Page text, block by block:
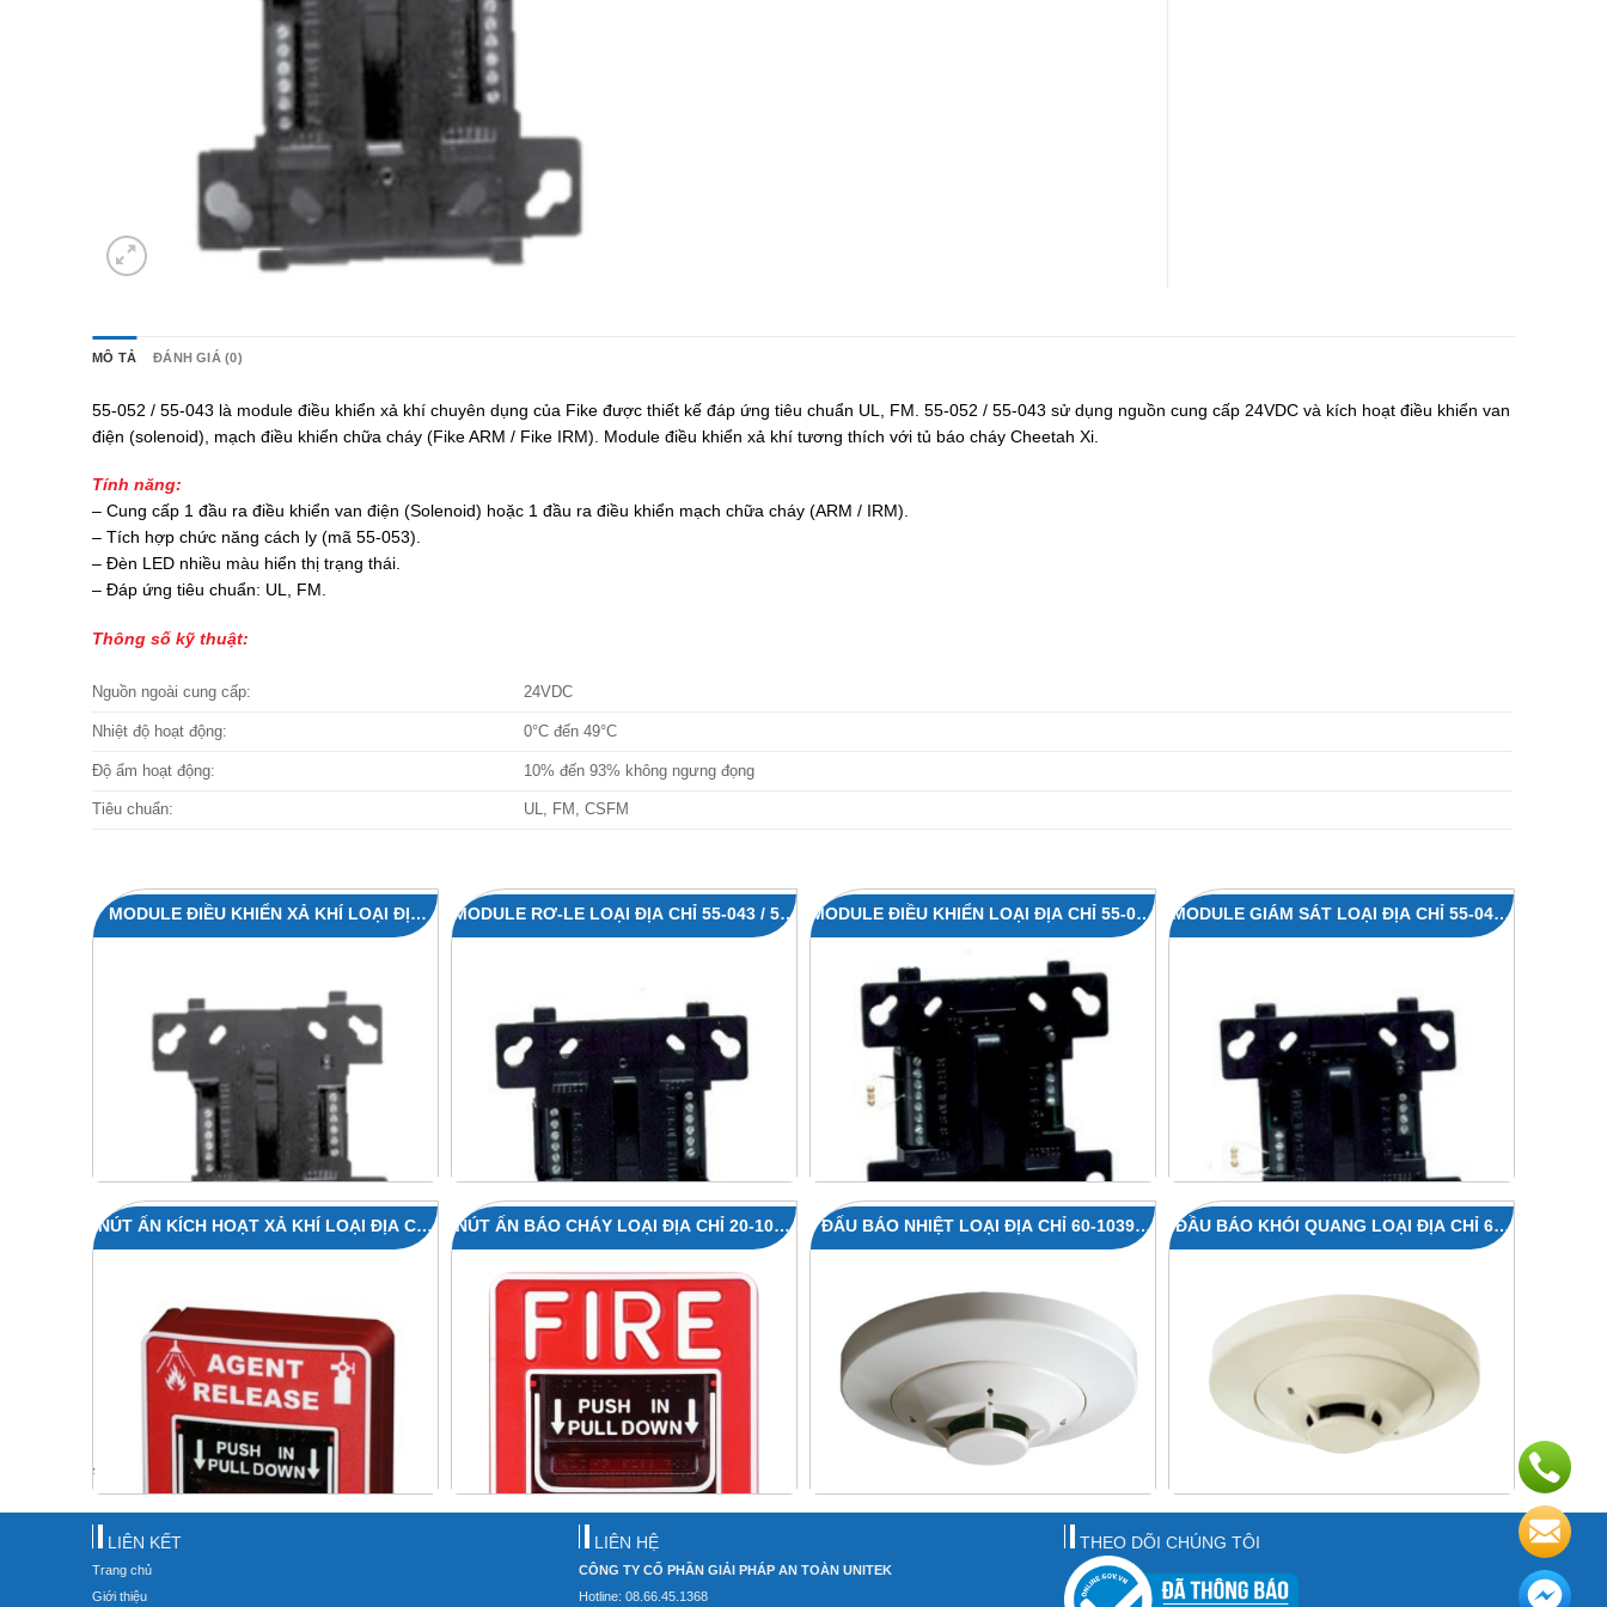
MÔ TẢ ĐÁNH GIÁ (0)
55‐052 / 55‐043 là module điều khiển xả khí chuyên dụng của Fike được thiết kế đáp ứng tiêu chuẩn UL, FM. 55‐052 / 55‐043 sử dụng nguồn cung cấp 24VDC và kích hoạt điều khiển van
điện (solenoid), mạch điều khiển chữa cháy (Fike ARM / Fike IRM). Module điều khiển xả khí tương thích với tủ báo cháy Cheetah Xi.
Tính năng:
– Cung cấp 1 đầu ra điều khiển van điện (Solenoid) hoặc 1 đầu ra điều khiển mạch chữa cháy (ARM / IRM).
– Tích hợp chức năng cách ly (mã 55-053).
– Đèn LED nhiều màu hiển thị trạng thái.
– Đáp ứng tiêu chuẩn: UL, FM.
Thông số kỹ thuật:
Nguồn ngoài cung cấp: 24VDC
Nhiệt độ hoạt động: 0°C đến 49°C
Độ ẩm hoạt động: 10% đến 93% không ngưng đọng
Tiêu chuẩn: UL, FM, CSFM
MODULE ĐIỀU KHIỂN XẢ KHÍ LOẠI ĐỊA
MODULE RƠ-LE LOẠI ĐỊA CHỈ 55‐043 / 55‐
MODULE ĐIỀU KHIỂN LOẠI ĐỊA CHỈ 55‐042
MODULE GIÁM SÁT LOẠI ĐỊA CHỈ 55‐041 /
NÚT ẤN KÍCH HOẠT XẢ KHÍ LOẠI ĐỊA CHỈ
NÚT ẤN BÁO CHÁY LOẠI ĐỊA CHỈ 20-1063
ĐẤU BÁO NHIỆT LOẠI ĐỊA CHỈ 60-1039 /
ĐẦU BÁO KHÓI QUANG LOẠI ĐỊA CHỈ 63-
LIÊN KẾT
Trang chủ
Giới thiệu
LIÊN HỆ
CÔNG TY CỔ PHẦN GIẢI PHÁP AN TOÀN UNITEK
Hotline: 08.66.45.1368
THEO DÕI CHÚNG TÔI